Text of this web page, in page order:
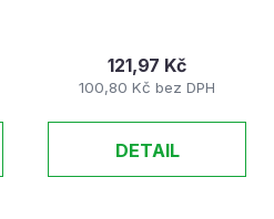
100,80 Kč bez DPH
121,97 Kč
DETAIL